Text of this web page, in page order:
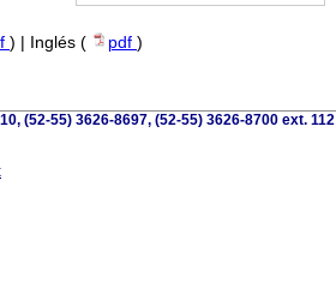
) | Inglés ( pdf )
(52-55) 3626-8697, (52-55) 3626-8700 ext. 112